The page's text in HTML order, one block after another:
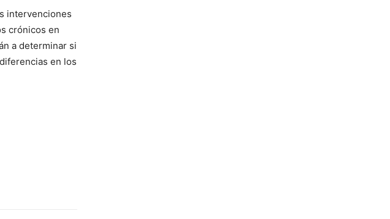
intervenciones
crónicos en
a determinar si
en los